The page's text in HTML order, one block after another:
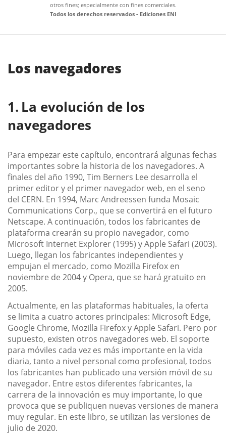
otros fines; especialmente con fines comerciales.
Todos los derechos reservados - Ediciones ENI
Los navegadores
La evolución de los
navegadores
Para empezar este capítulo, encontrará algunas fechas
importantes sobre la historia de los navegadores. A
finales del año 1990, Tim Berners Lee desarrolla el
primer editor y el primer navegador web, en el seno
del CERN. En 1994, Marc Andreessen funda Mosaic
Communications Corp., que se convertirá en el futuro
Netscape. A continuación, todos los fabricantes de
plataforma crearán su propio navegador, como
Microsoft Internet Explorer (1995) y Apple Safari (2003).
Luego, llegan los fabricantes independientes y
empujan el mercado, como Mozilla Firefox en
noviembre de 2004 y Opera, que se hará gratuito en
2005.
Actualmente, en las plataformas habituales, la oferta
se limita a cuatro actores principales: Microsoft Edge,
Google Chrome, Mozilla Firefox y Apple Safari. Pero por
supuesto, existen otros navegadores web. El soporte
para móviles cada vez es más importante en la vida
diaria, tanto a nivel personal como profesional, todos
los fabricantes han publicado una versión móvil de su
navegador. Entre estos diferentes fabricantes, la
carrera de la innovación es muy importante, lo que
provoca que se publiquen nuevas versiones de manera
muy regular. En este libro, se utilizan las versiones de
julio de 2020.